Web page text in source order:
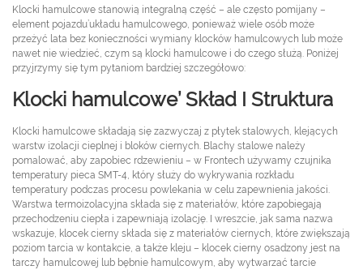
Klocki hamulcowe stanowią integralną część – ale często pomijany –
element pojazdu’układu hamulcowego, ponieważ wiele osób może
przeżyć lata bez konieczności wymiany klocków hamulcowych lub może
nawet nie wiedzieć, czym są klocki hamulcowe i do czego służą. Poniżej
przyjrzymy się tym pytaniom bardziej szczegółowo:
Klocki hamulcowe’ Skład I Struktura
Klocki hamulcowe składają się zazwyczaj z płytek stalowych, klejących
warstw izolacji cieplnej i bloków ciernych. Blachy stalowe należy
pomalować, aby zapobiec rdzewieniu – w Frontech używamy czujnika
temperatury pieca SMT-4, który służy do wykrywania rozkładu
temperatury podczas procesu powlekania w celu zapewnienia jakości.
Warstwa termoizolacyjna składa się z materiałów, które zapobiegają
przechodzeniu ciepła i zapewniają izolację. I wreszcie, jak sama nazwa
wskazuje, klocek cierny składa się z materiałów ciernych, które zwiększają
poziom tarcia w kontakcie, a także kleju – klocek cierny osadzony jest na
tarczy hamulcowej lub bębnie hamulcowym, aby wytwarzać tarcie